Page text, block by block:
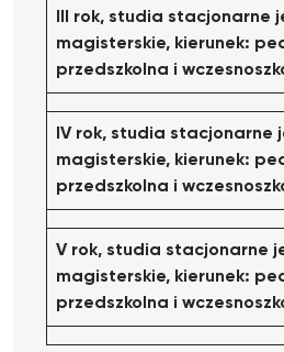
III rok, studia stacjonarne
magisterskie, kierunek:
przedszkolna i
IV rok, studia stacjonarne
magisterskie, kierunek:
przedszkolna i
V rok, studia stacjonarne
magisterskie, kierunek:
przedszkolna i